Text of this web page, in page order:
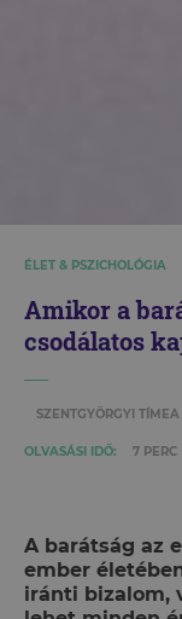
ÉLET & PSZICHOLÓGIA
Amikor a
csodálatos
SZENTGYÖRGYI TÍMEA
OLVASÁSI IDŐ: 7 PERC
A barátság az
ember
iránti bizalom,